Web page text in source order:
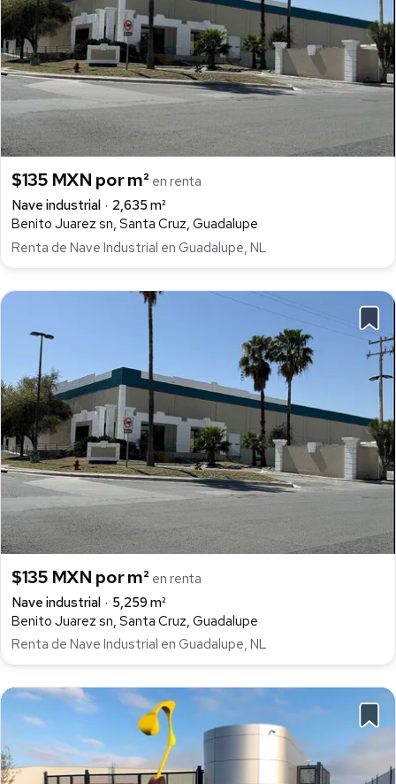
$135 MXN por m² en renta
Nave industrial
2,635 m²
Benito Juarez sn, Santa Cruz, Guadalupe
Renta de Nave Industrial en Guadalupe, NL
$135 MXN por m² en renta
Nave industrial
5,259 m²
Benito Juarez sn, Santa Cruz, Guadalupe
Renta de Nave Industrial en Guadalupe, NL